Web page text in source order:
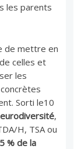
les parents
de mettre en
celles et
les
Sorti le10
,
H, TSA ou
% de la